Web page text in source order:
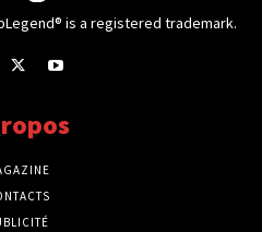
is a registered trademark.